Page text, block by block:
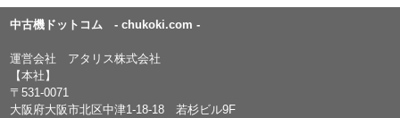
中古機ドットコム - chukoki.com -
運営会社 アタリス株式会社
【本社】
〒531-0071
大阪府大阪市北区中津1-18-18 若杉ビル9F